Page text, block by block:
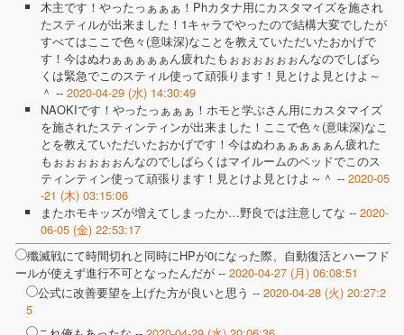
木主です！やったっぁぁぁ！Phカタナ用にカスタマイズを施され
たスティルが出来ました！1キャラでやったので結構大変でしたが
すべてはここで色々(意味深)なことを教えていただいたおかげで
す！今はぬわぁぁぁぁぁん疲れたもぉぉぉぉぉぉんなのでしばら
くは緊急でこのスティル使って頑張ります！見とけよ見とけよ～
＾ -- 2020-04-29 (水) 14:30:49
NAOKIです！やったっぁぁぁ！ホモと学ぶさん用にカスタマイズ
を施されたスティンティンが出来ました！ここで色々(意味深)なこ
とを教えていただいたおかげです！今はぬわぁぁぁぁぁん疲れた
もぉぉぉぉぉぉんなのでしばらくはマイルームのベッドでこのス
ティンティン使って頑張ります！見とけよ見とけよ～＾ -- 2020-05
-21 (木) 03:15:06
またホモキッズが増えてしまったか…野良では注意してな -- 2020-
06-05 (金) 22:53:17
殲滅戦にて時間切れと同時にHPが0になった際、自動復活とハーフド
ールが使えず進行不可となったんだが -- 2020-04-27 (月) 06:08:51
公式に改善要望を上げた方が良いと思う -- 2020-04-28 (火) 20:27:2
5